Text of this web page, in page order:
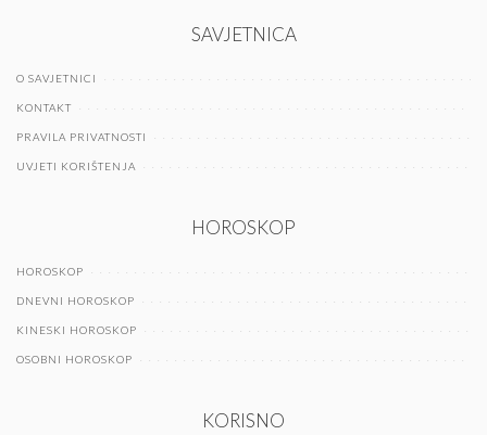
SAVJETNICA
O SAVJETNICI
KONTAKT
PRAVILA PRIVATNOSTI
UVJETI KORIŠTENJA
HOROSKOP
HOROSKOP
DNEVNI HOROSKOP
KINESKI HOROSKOP
OSOBNI HOROSKOP
KORISNO